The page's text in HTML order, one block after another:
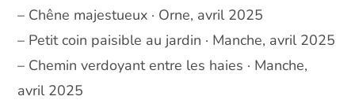
– Chêne majestueux · Orne, avril 2025
– Petit coin paisible au jardin · Manche, avril 2025
– Chemin verdoyant entre les haies · Manche,
avril 2025